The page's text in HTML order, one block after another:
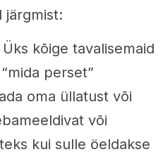
järgmist:
kõige tavalisemaid
perset”
oma üllatust või
või
kui sulle öeldakse